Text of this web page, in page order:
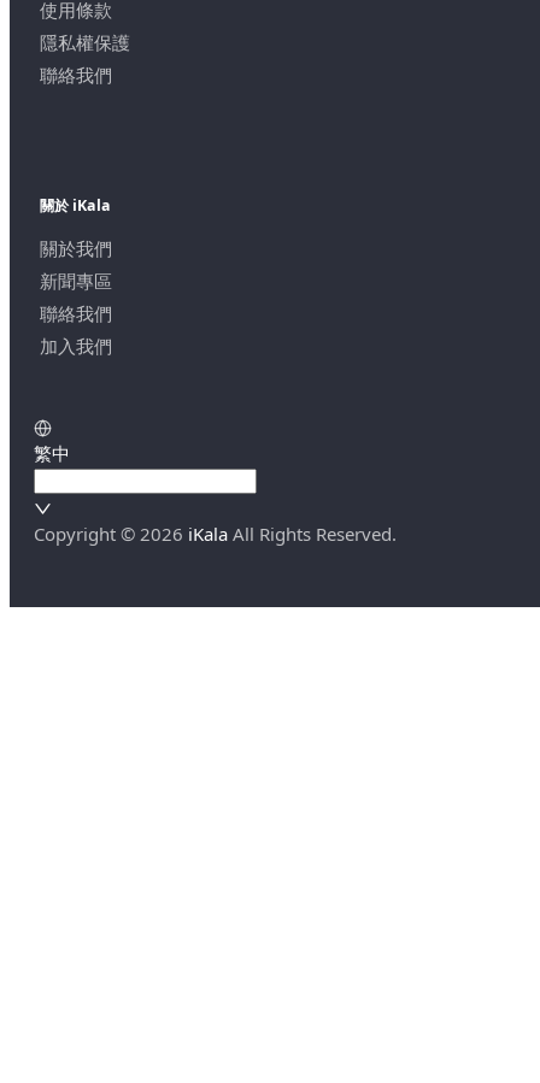
使用條款
隱私權保護
聯絡我們
關於 iKala
關於我們
新聞專區
聯絡我們
加入我們
繁中
Copyright © 2026 iKala All Rights Reserved.